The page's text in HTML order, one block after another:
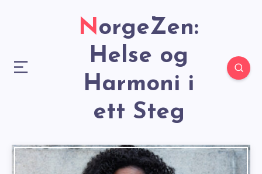
NorgeZen:
Helse og
Harmoni i
ett Steg